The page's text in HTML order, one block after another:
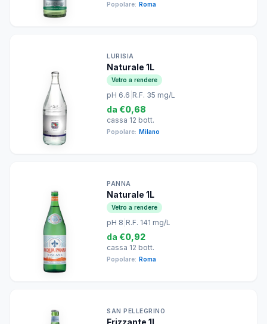
Popolare: Roma
LURISIA
Naturale 1L
Vetro a rendere
pH 6.6 R.F. 35 mg/L
da €0,68
cassa 12 bott.
Popolare: Milano
PANNA
Naturale 1L
Vetro a rendere
pH 8 R.F. 141 mg/L
da €0,92
cassa 12 bott.
Popolare: Roma
SAN PELLEGRINO
Frizzante 1L